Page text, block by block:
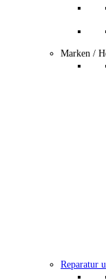
Marken /
Reparatur